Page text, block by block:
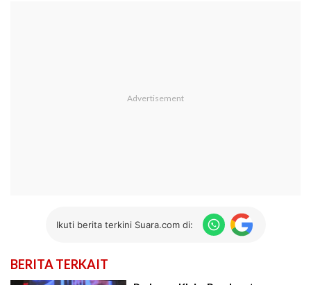
Ikuti berita terkini Suara.com di:
BERITA TERKAIT